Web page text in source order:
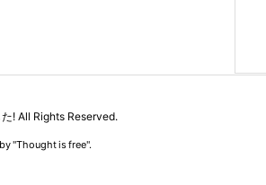
! All Rights Reserved.
"Thought is free".